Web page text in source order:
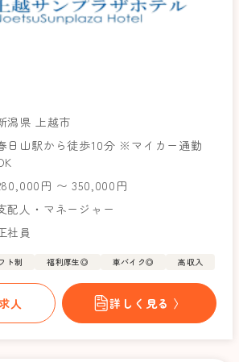
潟県 上越市
日山駅から徒歩10分 ※マイカー通勤
円 〜 350,000円
配人・マネージャー
社員
ト制 福利厚生◎ 車バイク◎ 高収入
人 詳しく見る 〉